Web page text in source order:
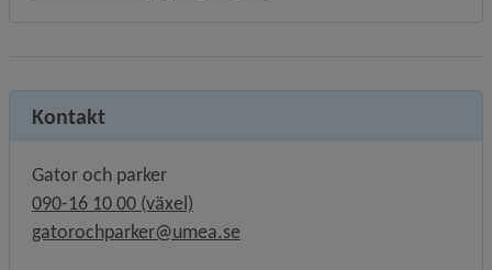
Kontakt
Gator och parker
090-16 10 00 (växel)
gatorochparker@umea.se